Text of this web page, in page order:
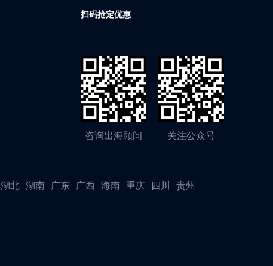
扫码抢定优惠
咨询出海顾问 关注公众号
湖北 湖南 广东 广西 海南 重庆 四川
贵州